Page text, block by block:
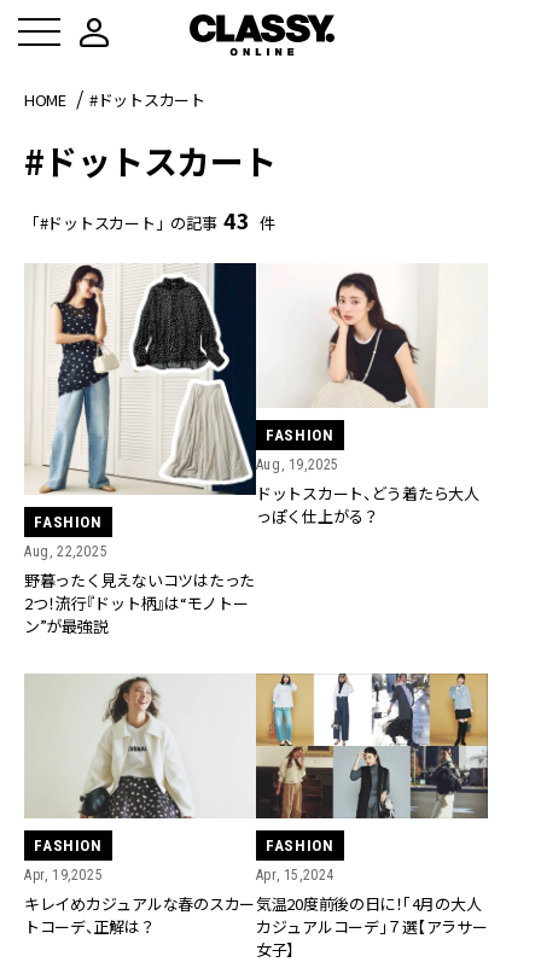
HOME #ドットスカート
#ドットスカート
「#ドットスカート」の記事 43 件
FASHION
Aug, 22,2025
野暮ったく見えないコツはたった
2つ！流行『ドット柄』は“モノトー
ン”が最強説
FASHION
Aug, 19,2025
ドットスカート、どう着たら大人
っぽく仕上がる？
FASHION
Apr, 19,2025
キレイめカジュアルな春のスカー
トコーデ、正解は？
FASHION
Apr, 15,2024
気温20度前後の日に！「4月の大人
カジュアルコーデ」７選【アラサー
女子】